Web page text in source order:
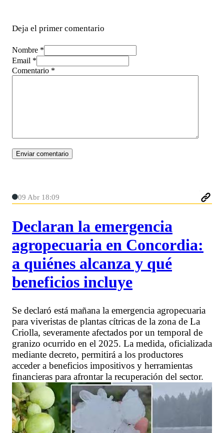
Deja el primer comentario
Nombre *
Email *
Comentario *
09 Abr 18:09
Declaran la emergencia
agropecuaria en Concordia:
a quiénes alcanza y qué
beneficios incluye
Se declaró está mañana la emergencia agropecuaria
para viveristas de plantas cítricas de la zona de La
Criolla, severamente afectados por un temporal de
granizo ocurrido en el 2025. La medida, oficializada
mediante decreto, permitirá a los productores
acceder a beneficios impositivos y herramientas
financieras para afrontar la recuperación del sector.